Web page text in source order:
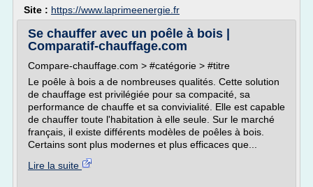
Site : https://www.laprimeenergie.fr
Se chauffer avec un poêle à bois |
Comparatif-chauffage.com
Compare-chauffage.com > #catégorie > #titre
Le poêle à bois a de nombreuses qualités. Cette solution
de chauffage est privilégiée pour sa compacité, sa
performance de chauffe et sa convivialité. Elle est capable
de chauffer toute l'habitation à elle seule. Sur le marché
français, il existe différents modèles de poêles à bois.
Certains sont plus modernes et plus efficaces que...
Lire la suite